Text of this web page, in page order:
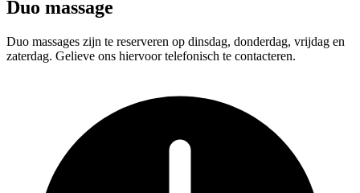
Duo massage
Duo massages zijn te reserveren op dinsdag, donderdag, vrijdag en
zaterdag. Gelieve ons hiervoor telefonisch te contacteren.